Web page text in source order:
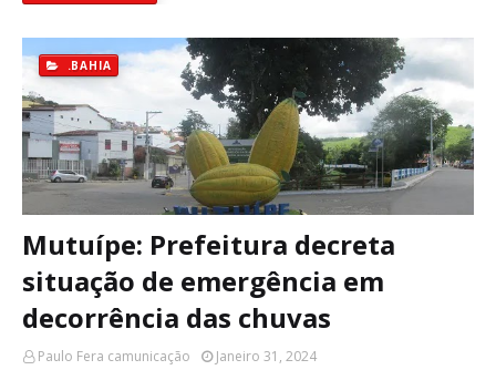
.BAHIA
Mutuípe: Prefeitura decreta
situação de emergência em
decorrência das chuvas
Paulo Fera camunicação Janeiro 31, 2024